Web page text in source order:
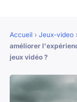
Accueil › Jeux-video
améliorer
jeux vidéo ?